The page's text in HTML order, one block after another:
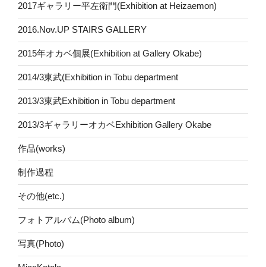
2017ギャラリー平左衛門(Exhibition at Heizaemon)
2016.Nov.UP STAIRS GALLERY
2015年オカベ個展(Exhibition at Gallery Okabe)
2014/3東武(Exhibition in Tobu department
2013/3東武Exhibition in Tobu department
2013/3ギャラリーオカベExhibition Gallery Okabe
作品(works)
制作過程
その他(etc.)
フォトアルバム(Photo album)
写真(Photo)